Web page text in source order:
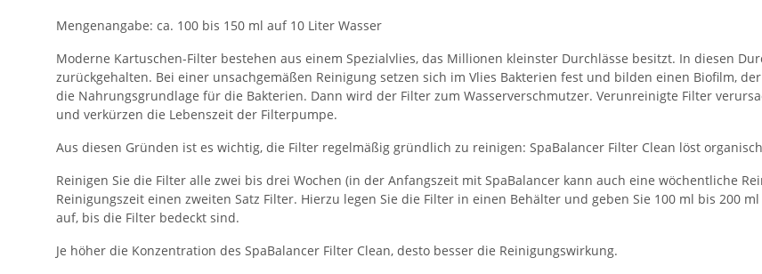
Mengenangabe: ca. 100 bis 150 ml auf 10 Liter Wasser
Moderne Kartuschen-Filter bestehen aus einem Spezialvlies, das Millionen kleinster Durchlässe besitzt. In diesen
zurückgehalten. Bei einer unsachgemäßen Reinigung setzen sich im Vlies Bakterien fest und bilden einen Biofilm,
die Nahrungsgrundlage für die Bakterien. Dann wird der Filter zum Wasserverschmutzer. Verunreinigte Filter
und verkürzen die Lebenszeit der Filterpumpe.
Aus diesen Gründen ist es wichtig, die Filter regelmäßig gründlich zu reinigen: SpaBalancer Filter Clean löst
Reinigen Sie die Filter alle zwei bis drei Wochen (in der Anfangszeit mit SpaBalancer kann auch eine wöchentliche
Reinigungszeit einen zweiten Satz Filter. Hierzu legen Sie die Filter in einen Behälter und geben Sie 100 ml bis 200
auf, bis die Filter bedeckt sind.
Je höher die Konzentration des SpaBalancer Filter Clean, desto besser die Reinigungswirkung.